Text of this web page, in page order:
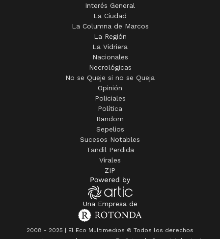
Interés General
La Ciudad
La Columna de Marcos
La Región
La Vidriera
Nacionales
Necrológicas
No se Queje si no se Queja
Opinión
Policiales
Política
Random
Sepelios
Sucesos Notables
Tandil Perdida
Virales
ZIP
Una Empresa de
2008 - 2025 | El Eco Multimedios © Todos los derechos